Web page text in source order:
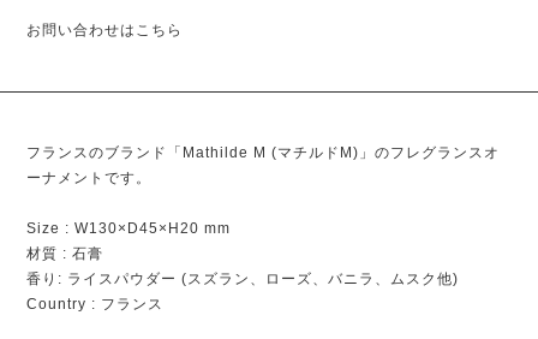
お問い合わせはこちら
フランスのブランド「Mathilde M (マチルドM)」のフレグランスオ
ーナメントです。
Size : W130×D45×H20 mm
材質 : 石膏
香り: ライスパウダー (スズラン、ローズ、バニラ、ムスク他)
Country : フランス